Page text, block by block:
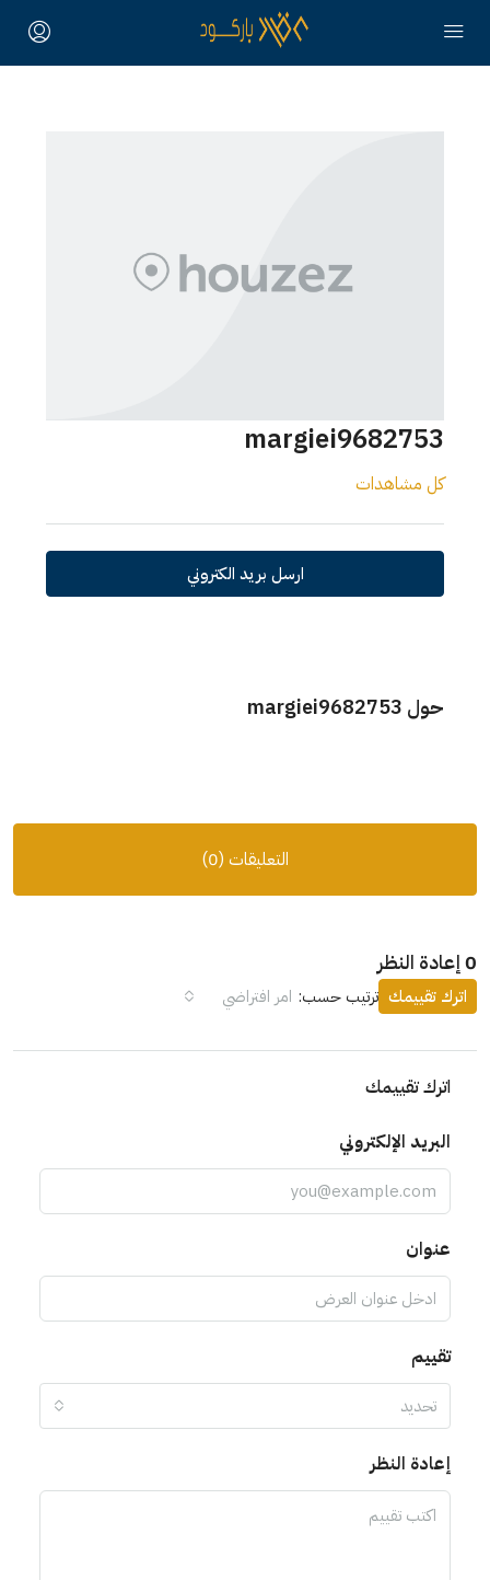
margiei9682753
كل مشاهدات
ارسل بريد الكتروني
حول margiei9682753
التعليقات (0)
0 إعادة النظر
ترتيب حسب: امر افتراضي اترك تقييمك
اترك تقييمك
البريد الإلكتروني
عنوان
تقييم
تحديد
إعادة النظر